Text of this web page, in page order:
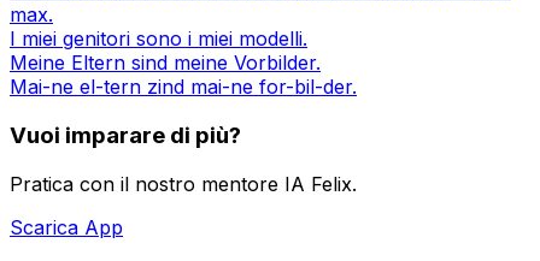
max.
I miei genitori sono i miei modelli.
Meine Eltern sind meine Vorbilder.
Mai-ne el-tern zind mai-ne for-bil-der.
Vuoi imparare di più?
Pratica con il nostro mentore IA Felix.
Scarica App